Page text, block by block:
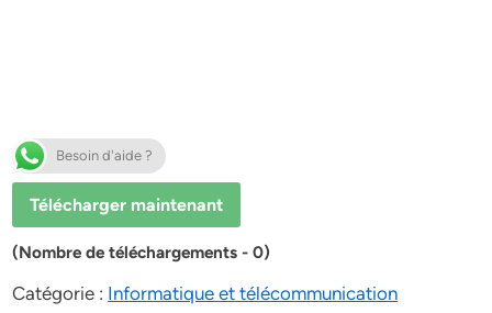
Besoin d'aide ?
Télécharger maintenant
(Nombre de téléchargements - 0)
Catégorie : Informatique et télécommunication